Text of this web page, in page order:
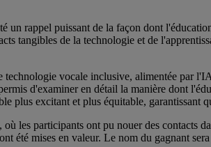
rappel puissant de la façon dont
tangibles de la technologie et de
vocale inclusive, alimentée par
d'examiner en détail la manière dont
plus excitant et plus équitable, garantissant
les participants ont pu nouer des
été mises en valeur. Le nom du gagnant